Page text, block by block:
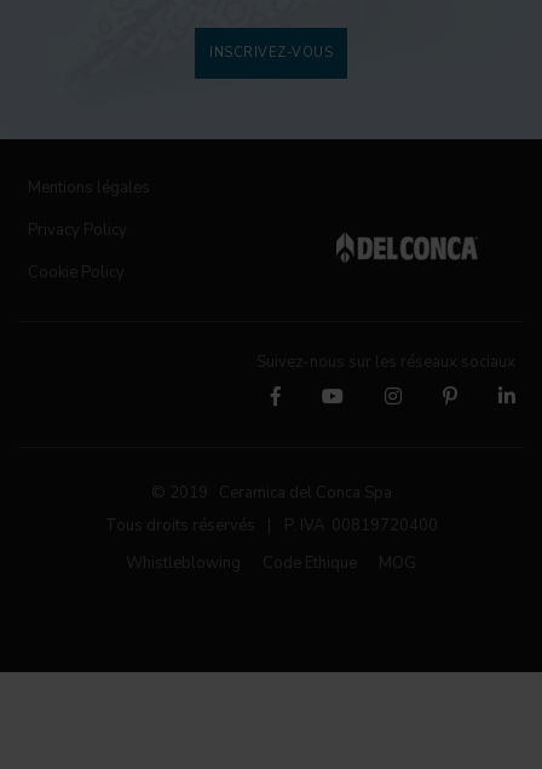
INSCRIVEZ-VOUS
Mentions légales
Privacy Policy
Cookie Policy
Suivez-nous sur les réseaux sociaux
© 2019 Ceramica del Conca Spa
Tous droits réservés
P. IVA 00819720400
Whistleblowing
Code Ethique MOG